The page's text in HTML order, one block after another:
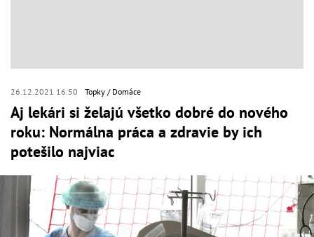
26.12.2021 16:50 Topky Domáce
Aj lekári si želajú všetko dobré do nového
roku: Normálna práca a zdravie by ich
potešilo najviac